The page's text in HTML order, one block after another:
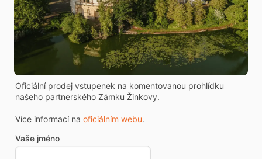
Oficiální prodej vstupenek na komentovanou prohlídku
našeho partnerského Zámku Žinkovy.
Více informací na oficiálním webu.
Vaše jméno